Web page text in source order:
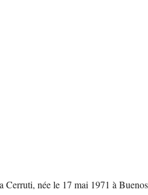
Cerruti, née le 17 mai 1971 à